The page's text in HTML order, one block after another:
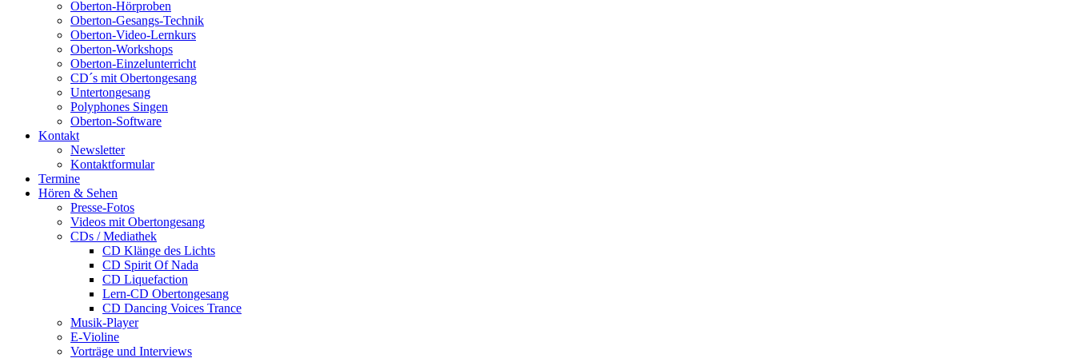
Oberton-Hörproben
Oberton-Gesangs-Technik
Oberton-Video-Lernkurs
Oberton-Workshops
Oberton-Einzelunterricht
CD´s mit Obertongesang
Untertongesang
Polyphones Singen
Oberton-Software
Kontakt
Newsletter
Kontaktformular
Termine
Hören & Sehen
Presse-Fotos
Videos mit Obertongesang
CDs / Mediathek
CD Klänge des Lichts
CD Spirit Of Nada
CD Liquefaction
Lern-CD Obertongesang
CD Dancing Voices Trance
Musik-Player
E-Violine
Vorträge und Interviews